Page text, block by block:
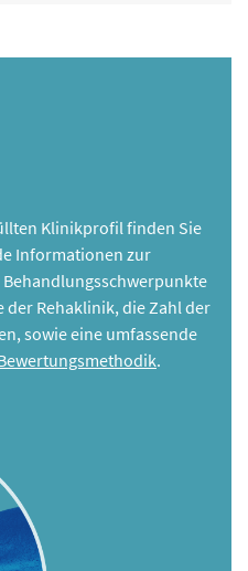
Klinikprofil finden Sie
Informationen zur
Rehaklinik, die Zahl der
sowie eine umfassende
.